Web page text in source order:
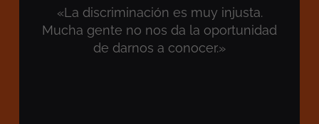
«La discriminación es muy injusta.
Mucha gente no nos da la oportunidad
de darnos a conocer.»